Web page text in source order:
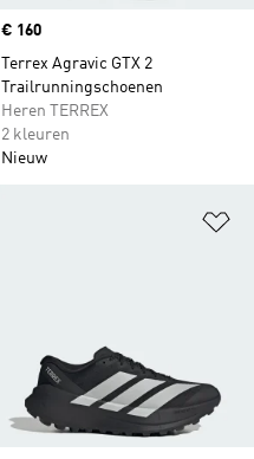
Price
€ 160
Terrex Agravic GTX 2
Trailrunningschoenen
Heren TERREX
2 kleuren
Nieuw